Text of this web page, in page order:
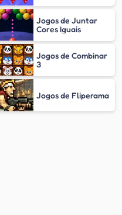
Jogos de Juntar
Cores Iguais
Jogos de Combinar
3
Jogos de Fliperama